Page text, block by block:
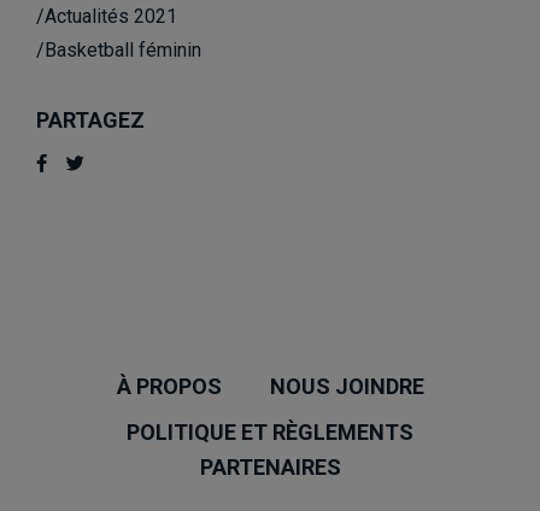
/Actualités 2021
/Basketball féminin
PARTAGEZ
À PROPOS
NOUS JOINDRE
POLITIQUE ET RÈGLEMENTS
PARTENAIRES